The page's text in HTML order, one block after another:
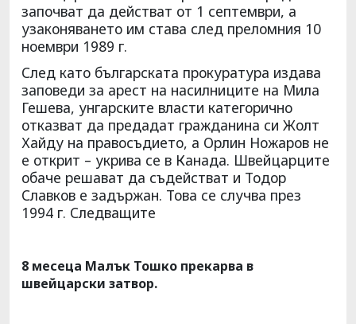
започват да действат от 1 септември, а
узаконяването им става след преломния 10
ноември 1989 г.
След като българската прокуратура издава
заповеди за арест на насилниците на Мила
Гешева, унгарските власти категорично
отказват да предадат гражданина си Жолт
Хайду на правосъдието, а Орлин Ножаров не
е открит – укрива се в Канада. Швейцарците
обаче решават да съдействат и Тодор
Славков е задържан. Това се случва през
1994 г. Следващите
8 месеца Малък Тошко прекарва в
швейцарски затвор.